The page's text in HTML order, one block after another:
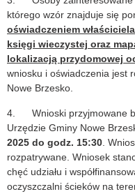
którego wzór znajduje się
oświadczeniem
księgi wieczystej oraz
lokalizacją przydomowej
wniosku i oświadczenia jest
Nowe Brzesko.
4. Wnioski przyjmowane
Urzędzie Gminy Nowe
2025 do godz. 15:30 .
rozpatrywane. Wniosek
chęć udziału i
oczyszczalni ścieków na